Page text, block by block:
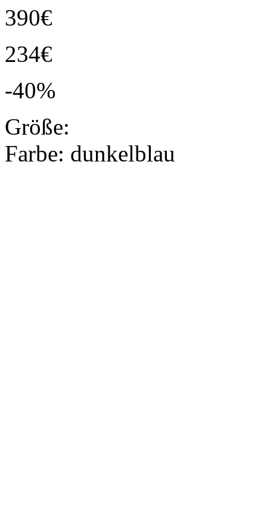
390€
234€
-40%
Größe:
Farbe: dunkelblau